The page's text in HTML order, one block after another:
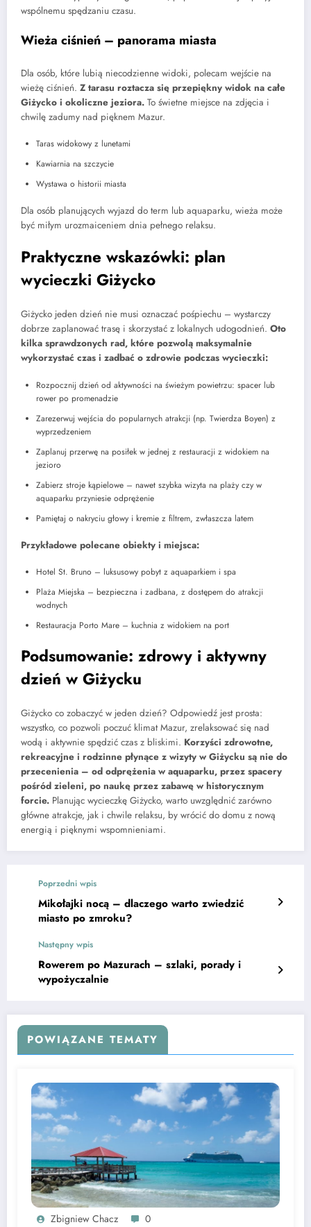
wspólnemu spędzaniu czasu.
Wieża ciśnień – panorama miasta
Dla osób, które lubią niecodzienne widoki, polecam wejście na
wieżę ciśnień. Z tarasu roztacza się przepiękny widok na całe
Giżycko i okoliczne jeziora. To świetne miejsce na zdjęcia i
chwilę zadumy nad pięknem Mazur.
Taras widokowy z lunetami
Kawiarnia na szczycie
Wystawa o historii miasta
Dla osób planujących wyjazd do term lub aquaparku, wieża może
być miłym urozmaiceniem dnia pełnego relaksu.
Praktyczne wskazówki: plan
wycieczki Giżycko
Giżycko jeden dzień nie musi oznaczać pośpiechu – wystarczy
dobrze zaplanować trasę i skorzystać z lokalnych udogodnień. Oto
kilka sprawdzonych rad, które pozwolą maksymalnie
wykorzystać czas i zadbać o zdrowie podczas wycieczki:
Rozpocznij dzień od aktywności na świeżym powietrzu: spacer lub
rower po promenadzie
Zarezerwuj wejścia do popularnych atrakcji (np. Twierdza Boyen) z
wyprzedzeniem
Zaplanuj przerwę na posiłek w jednej z restauracji z widokiem na
jezioro
Zabierz stroje kąpielowe – nawet szybka wizyta na plaży czy w
aquaparku przyniesie odprężenie
Pamiętaj o nakryciu głowy i kremie z filtrem, zwłaszcza latem
Przykładowe polecane obiekty i miejsca:
Hotel St. Bruno – luksusowy pobyt z aquaparkiem i spa
Plaża Miejska – bezpieczna i zadbana, z dostępem do atrakcji
wodnych
Restauracja Porto Mare – kuchnia z widokiem na port
Podsumowanie: zdrowy i aktywny
dzień w Giżycku
Giżycko co zobaczyć w jeden dzień? Odpowiedź jest prosta:
wszystko, co pozwoli poczuć klimat Mazur, zrelaksować się nad
wodą i aktywnie spędzić czas z bliskimi. Korzyści zdrowotne,
rekreacyjne i rodzinne płynące z wizyty w Giżycku są nie do
przecenienia – od odprężenia w aquaparku, przez spacery
pośród zieleni, po naukę przez zabawę w historycznym
forcie. Planując wycieczkę Giżycko, warto uwzględnić zarówno
główne atrakcje, jak i chwile relaksu, by wrócić do domu z nową
energią i pięknymi wspomnieniami.
Poprzedni wpis
Mikołajki nocą – dlaczego warto zwiedzić
miasto po zmroku?
Następny wpis
Rowerem po Mazurach – szlaki, porady i
wypożyczalnie
POWIĄZANE TEMATY
Zbigniew Chacz 0